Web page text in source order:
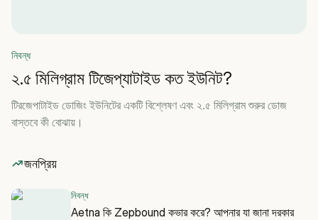
নিবন্ধ
২.৫ মিলিগ্রাম টিজেপ্যাটাইড কত ইউনিট?
টিরজেপাটাইড ডোজিং ইউনিটের একটি বিশ্লেষণ এবং ২.৫ মিলিগ্রাম শুরুর ডোজ
বাস্তবে কী বোঝায়।
জনপ্রিয়
নিবন্ধ
Aetna কি Zepbound কভার করে? আপনার যা জানা দরকার